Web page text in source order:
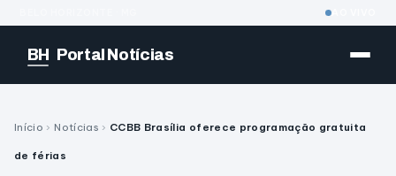
BH Portal Notícias
Início › Notícias › CCBB Brasília oferece programação gratuita
de férias